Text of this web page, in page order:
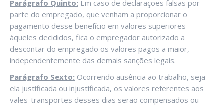
Parágrafo Quinto: Em caso de declarações falsas por
parte do empregado, que venham a proporcionar o
pagamento desse benefício em valores superiores
àqueles decididos, fica o empregador autorizado a
descontar do empregado os valores pagos a maior,
independentemente das demais sanções legais.
Parágrafo Sexto: Ocorrendo ausência ao trabalho, seja
ela justificada ou injustificada, os valores referentes aos
vales-transportes desses dias serão compensados ou